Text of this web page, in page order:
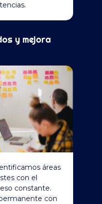
y mejora
áreas
con el
constante.
con